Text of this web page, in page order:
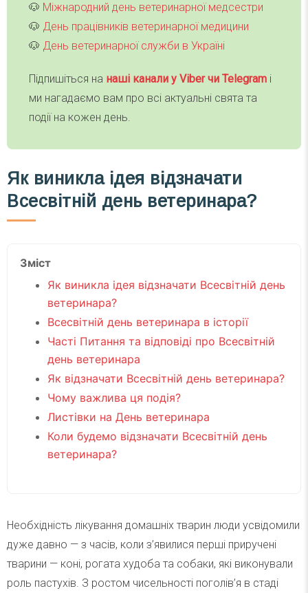
🐶 Міжнародний день ветеринарної медсестри
🐶 День працівників ветеринарної медицини
🐶 День ветеринарної служби в Україні
Підпишіться на наші канали у Viber чи Telegram і
ми нагадаємо вам про всі актуальні свята та
події на кожен день.
Як виникла ідея відзначати
Всесвітній день ветеринара?
Зміст
Як виникла ідея відзначати Всесвітній день
ветеринара?
Всесвітній день ветеринара в історії
Часті Питання та відповіді про Всесвітній
день ветеринара
Як відзначати Всесвітній день ветеринара?
Чому важлива ця подія?
Листівки на День ветеринара
Коли будемо відзначати Всесвітній день
ветеринара?
Необхідність лікування домашніх тварин люди усвідомили
дуже давно — з часів, коли з’явилися перші приручені
тварини — коні, рогата худоба та собаки, які виконували
роль пастухів. З ростом чисельності поголів’я в стаді